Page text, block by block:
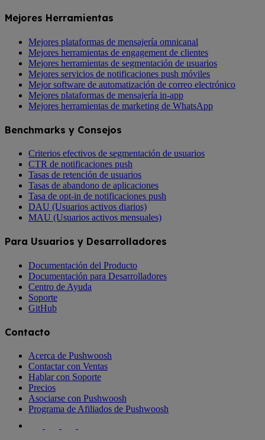
Mejores Herramientas
Mejores plataformas de mensajería omnicanal
Mejores herramientas de engagement de clientes
Mejores herramientas de segmentación de usuarios
Mejores servicios de notificaciones push móviles
Mejor software de automatización de correo electrónico
Mejores plataformas de mensajería in-app
Mejores herramientas de marketing de WhatsApp
Benchmarks y Consejos
Criterios efectivos de segmentación de usuarios
CTR de notificaciones push
Tasas de retención de usuarios
Tasas de abandono de aplicaciones
Tasa de opt-in de notificaciones push
DAU (Usuarios activos diarios)
MAU (Usuarios activos mensuales)
Para Usuarios y Desarrolladores
Documentación del Producto
Documentación para Desarrolladores
Centro de Ayuda
Soporte
GitHub
Contacto
Acerca de Pushwoosh
Contactar con Ventas
Hablar con Soporte
Precios
Asociarse con Pushwoosh
Programa de Afiliados de Pushwoosh